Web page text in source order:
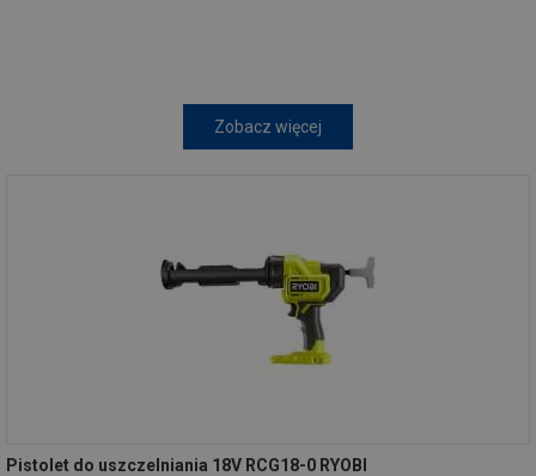
Zobacz więcej
Pistolet do uszczelniania 18V RCG18-0 RYOBI